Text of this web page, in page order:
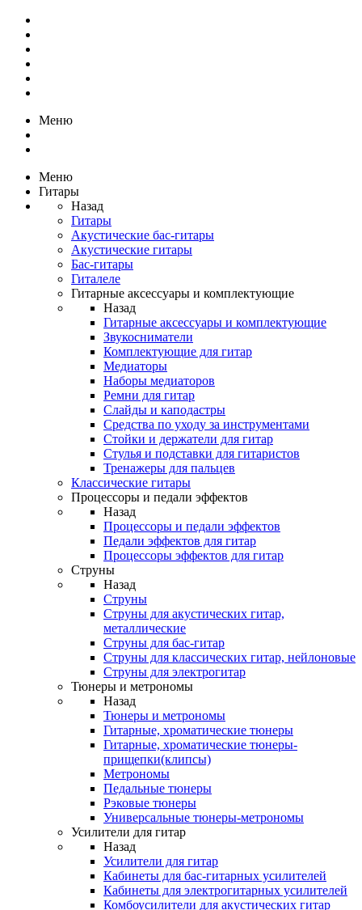
Меню
Меню
Гитары
Назад
Гитары
Акустические бас-гитары
Акустические гитары
Бас-гитары
Гиталеле
Гитарные аксессуары и комплектующие
Назад
Гитарные аксессуары и комплектующие
Звукосниматели
Комплектующие для гитар
Медиаторы
Наборы медиаторов
Ремни для гитар
Слайды и каподастры
Средства по уходу за инструментами
Стойки и держатели для гитар
Стулья и подставки для гитаристов
Тренажеры для пальцев
Классические гитары
Процессоры и педали эффектов
Назад
Процессоры и педали эффектов
Педали эффектов для гитар
Процессоры эффектов для гитар
Струны
Назад
Струны
Струны для акустических гитар,
металлические
Струны для бас-гитар
Струны для классических гитар, нейлоновые
Струны для электрогитар
Тюнеры и метрономы
Назад
Тюнеры и метрономы
Гитарные, хроматические тюнеры
Гитарные, хроматические тюнеры-
прищепки(клипсы)
Метрономы
Педальные тюнеры
Рэковые тюнеры
Универсальные тюнеры-метрономы
Усилители для гитар
Назад
Усилители для гитар
Кабинеты для бас-гитарных усилителей
Кабинеты для электрогитарных усилителей
Комбоусилители для акустических гитар